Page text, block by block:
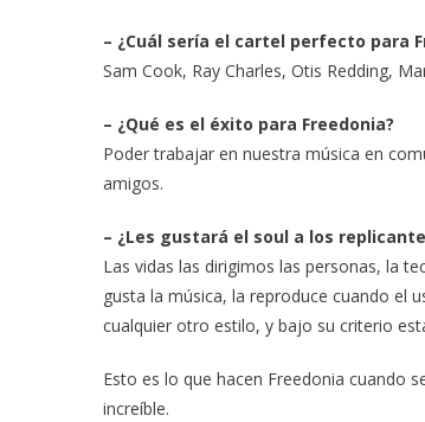
– ¿Cuál sería el cartel perfecto para
Sam Cook, Ray Charles, Otis Redding,
– ¿Qué es el éxito para Freedonia?
Poder trabajar en nuestra música en
amigos.
– ¿Les gustará el soul a los
Las vidas las dirigimos las personas, la
gusta la música, la reproduce cuando el
cualquier otro estilo, y bajo su criterio
Esto es lo que hacen Freedonia cuando
increíble.